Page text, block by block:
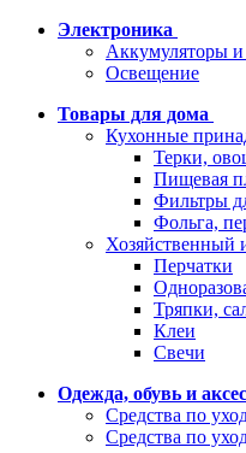
Электроника
Аккумуляторы и
Освещение
Товары для дома
Кухонные
Терки,
Пищевая
Фильтры
Фольга,
Хозяйственный
Перчатки
Тряпки,
Клеи
Свечи
Одежда, обувь и
Средства по
Средства по